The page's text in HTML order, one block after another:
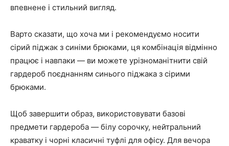
впевнене і стильний вигляд.
Варто сказати, що хоча ми і рекомендуємо носити
сірий піджак з синіми брюками, ця комбінація відмінно
працює і навпаки — ви можете урізноманітнити свій
гардероб поєднанням синього піджака з сірими
брюками.
Щоб завершити образ, використовувати базові
предмети гардероба — білу сорочку, нейтральний
краватку і чорні класичні туфлі для офісу. Для вечора